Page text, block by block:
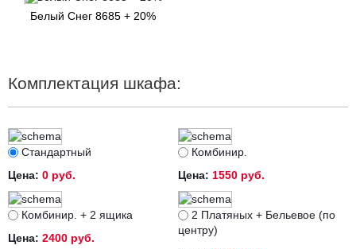
Белый Снег 8685 + 20%
Комплектация шкафа:
Стандартный
Цена: 0 руб.
Комбинир.
Цена: 1550 руб.
Комбинир. + 2 ящика
Цена: 2400 руб.
2 Платяных + Бельевое (по
центру)